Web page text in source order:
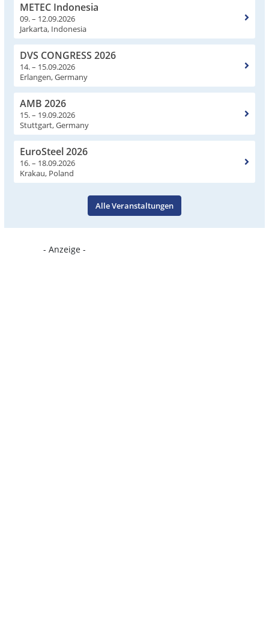
METEC Indonesia
09. – 12.09.2026
Jarkarta, Indonesia
DVS CONGRESS 2026
14. – 15.09.2026
Erlangen, Germany
AMB 2026
15. – 19.09.2026
Stuttgart, Germany
EuroSteel 2026
16. – 18.09.2026
Krakau, Poland
Alle Veranstaltungen
- Anzeige -